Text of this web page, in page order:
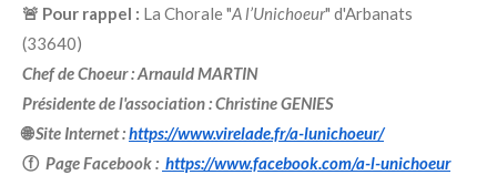
🚨 Pour rappel : La Chorale "A l’Unichoeur" d'Arbanats
(33640)
Chef de Choeur : Arnauld MARTIN
Présidente de l'association : Christine GENIES
🌐Site Internet :https://www.virelade.fr/a-lunichoeur/
ⓕ Page Facebook : https://www.facebook.com/a-l-unichoeur